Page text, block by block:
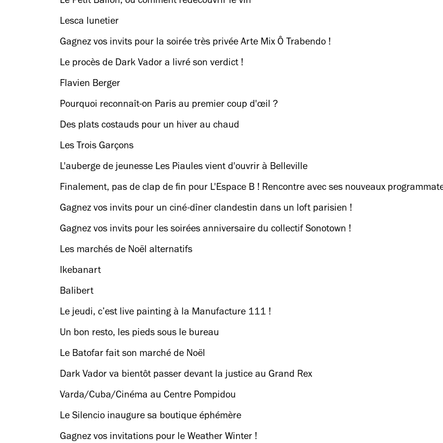
Lesca lunetier
Gagnez vos invits pour la soirée très privée Arte Mix Ô Trabendo !
Le procès de Dark Vador a livré son verdict !
Flavien Berger
Pourquoi reconnaît-on Paris au premier coup d'œil ?
Des plats costauds pour un hiver au chaud
Les Trois Garçons
L'auberge de jeunesse Les Piaules vient d'ouvrir à Belleville
Finalement, pas de clap de fin pour L'Espace B ! Rencontre avec ses nouveaux
Gagnez vos invits pour un ciné-dîner clandestin dans un loft parisien !
Gagnez vos invits pour les soirées anniversaire du collectif Sonotown !
Les marchés de Noël alternatifs
Ikebanart
Balibert
Le jeudi, c’est live painting à la Manufacture 111 !
Un bon resto, les pieds sous le bureau
Le Batofar fait son marché de Noël
Dark Vador va bientôt passer devant la justice au Grand Rex
Varda/Cuba/Cinéma au Centre Pompidou
Le Silencio inaugure sa boutique éphémère
Gagnez vos invitations pour le Weather Winter !